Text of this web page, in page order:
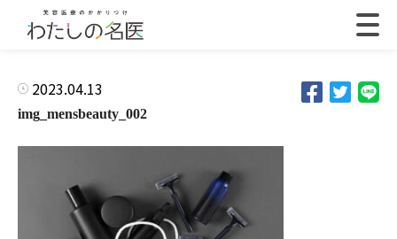
2023.04.13
img_mensbeauty_002